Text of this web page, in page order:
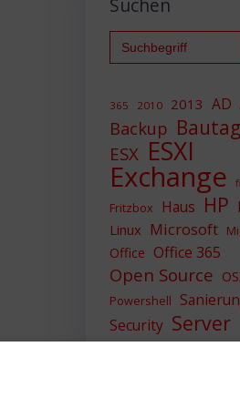
Suchen
Search
for:
365 2010 2013 AD
Backup
ESX ESXI
Exchange
Fritzbox Haus HP
Linux Microsoft
Office Office 365
Open Source
Powershell
Security Server
Sicherheit